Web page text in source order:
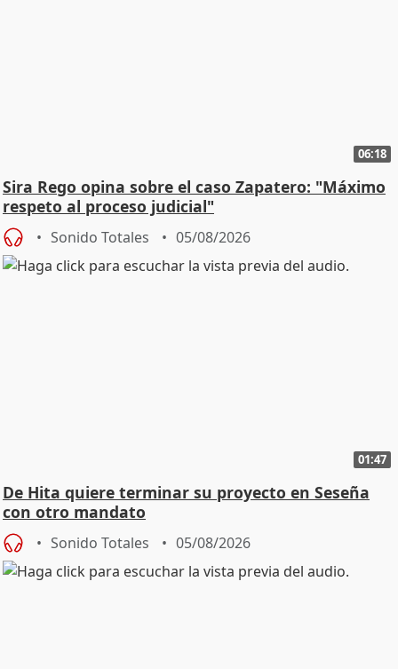
06:18
Sira Rego opina sobre el caso Zapatero: "Máximo
respeto al proceso judicial"
Sonido Totales 05/08/2026
01:47
De Hita quiere terminar su proyecto en Seseña
con otro mandato
Sonido Totales 05/08/2026